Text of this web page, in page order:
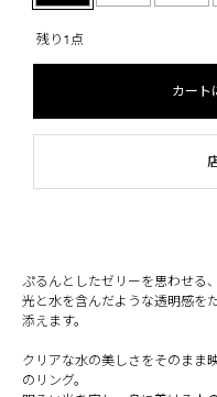
残り1点
カート
ぷるんとしたゼリーを思わせる
光と水を含んだような透明感を
添えます。
クリアな水の美しさをそのまま
のリング。